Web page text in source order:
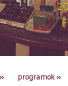
» programok»